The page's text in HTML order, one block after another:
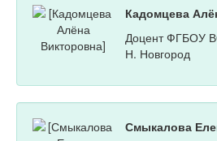
Кадомцева
Доцент ФГБОУ
Н. Новгород
Смыкалова